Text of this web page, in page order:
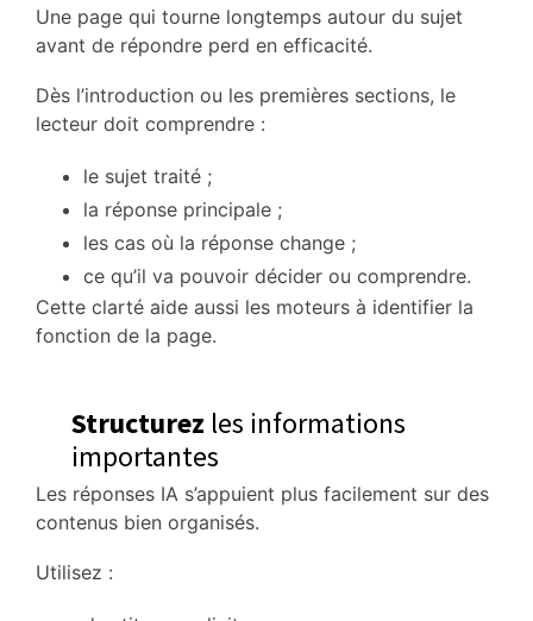
Une page qui tourne longtemps autour du sujet
avant de répondre perd en efficacité.
Dès l’introduction ou les premières sections, le
lecteur doit comprendre :
le sujet traité ;
la réponse principale ;
les cas où la réponse change ;
ce qu’il va pouvoir décider ou comprendre.
Cette clarté aide aussi les moteurs à identifier la
fonction de la page.
Structurez les informations
importantes
Les réponses IA s’appuient plus facilement sur des
contenus bien organisés.
Utilisez :